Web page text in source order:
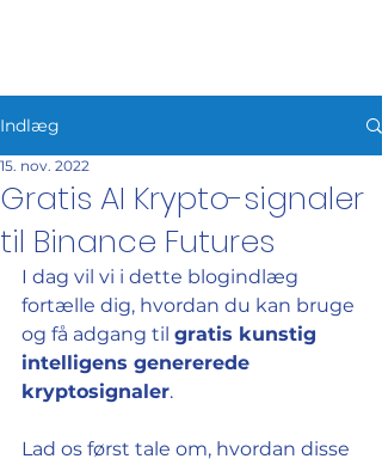
Indlæg
Gratis AI Krypto-signaler
til Binance Futures
15. nov. 2022
I dag vil vi i dette blogindlæg
fortælle dig, hvordan du kan bruge
og få adgang til gratis kunstig
intelligens genererede
kryptosignaler.
Lad os først tale om, hvordan disse